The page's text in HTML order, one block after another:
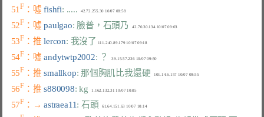
51F ：噓 fishfi: .....
   42.72.255.30 10/07 08:58
52F ：噓 paulgao: 臉普，石頭乃
53F ：推 lercon: 我沒了
54F ：噓 andytwtp2002: ？
55F ：推 smallkop: 那個胸肌比我還硬
   101.14.6.157 10/07 09:55
56F ：推 s880098: kg
57F ：→ astraea11: 石頭
   61.64.151.63 10/07 10:14